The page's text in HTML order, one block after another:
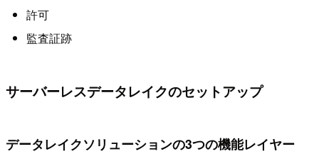
許可
監査証跡
サーバーレスデータレイクのセットアップ
データレイクソリューションの3つの機能レイヤー